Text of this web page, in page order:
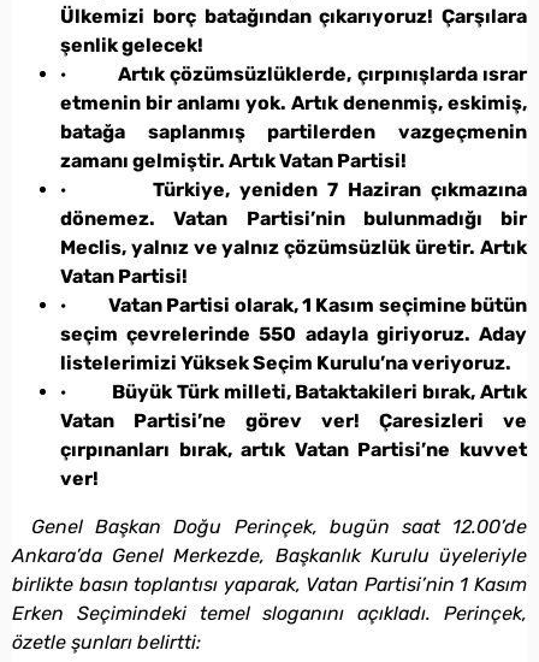
Ülkemizi borç batağından çıkarıyoruz! Çarşılara
şenlik gelecek!
· Artık çözümsüzlüklerde, çırpınışlarda ısrar
etmenin bir anlamı yok. Artık denenmiş, eskimiş,
batağa saplanmış partilerden vazgeçmenin
zamanı gelmiştir. Artık Vatan Partisi!
· Türkiye, yeniden 7 Haziran çıkmazına
dönemez. Vatan Partisi’nin bulunmadığı bir
Meclis, yalnız ve yalnız çözümsüzlük üretir. Artık
Vatan Partisi!
· Vatan Partisi olarak, 1 Kasım seçimine bütün
seçim çevrelerinde 550 adayla giriyoruz. Aday
listelerimizi Yüksek Seçim Kurulu’na veriyoruz.
· Büyük Türk milleti, Bataktakileri bırak, Artık
Vatan Partisi’ne görev ver! Çaresizleri ve
çırpınanları bırak, artık Vatan Partisi’ne kuvvet
ver!
Genel Başkan Doğu Perinçek, bugün saat 12.00’de
Ankara’da Genel Merkezde, Başkanlık Kurulu üyeleriyle
birlikte basın toplantısı yaparak, Vatan Partisi’nin 1 Kasım
Erken Seçimindeki temel sloganını açıkladı. Perinçek,
özetle şunları belirtti: